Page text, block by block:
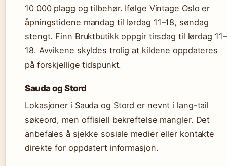
10 000 plagg og tilbehør. Ifølge Vintage Oslo er
åpningstidene mandag til lørdag 11–18, søndag
stengt. Finn Bruktbutikk oppgir tirsdag til lørdag 11–
18. Avvikene skyldes trolig at kildene oppdateres
på forskjellige tidspunkt.
Sauda og Stord
Lokasjoner i Sauda og Stord er nevnt i lang-tail
søkeord, men offisiell bekreftelse mangler. Det
anbefales å sjekke sosiale medier eller kontakte
direkte for oppdatert informasjon.